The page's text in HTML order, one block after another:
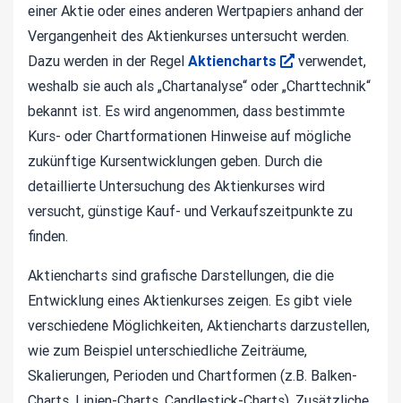
einer Aktie oder eines anderen Wertpapiers anhand der
Vergangenheit des Aktienkurses untersucht werden.
Dazu werden in der Regel Aktiencharts
verwendet,
weshalb sie auch als „Chartanalyse“ oder „Charttechnik“
bekannt ist. Es wird angenommen, dass bestimmte
Kurs- oder Chartformationen Hinweise auf mögliche
zukünftige Kursentwicklungen geben. Durch die
detaillierte Untersuchung des Aktienkurses wird
versucht, günstige Kauf- und Verkaufszeitpunkte zu
finden.
Aktiencharts sind grafische Darstellungen, die die
Entwicklung eines Aktienkurses zeigen. Es gibt viele
verschiedene Möglichkeiten, Aktiencharts darzustellen,
wie zum Beispiel unterschiedliche Zeiträume,
Skalierungen, Perioden und Chartformen (z.B. Balken-